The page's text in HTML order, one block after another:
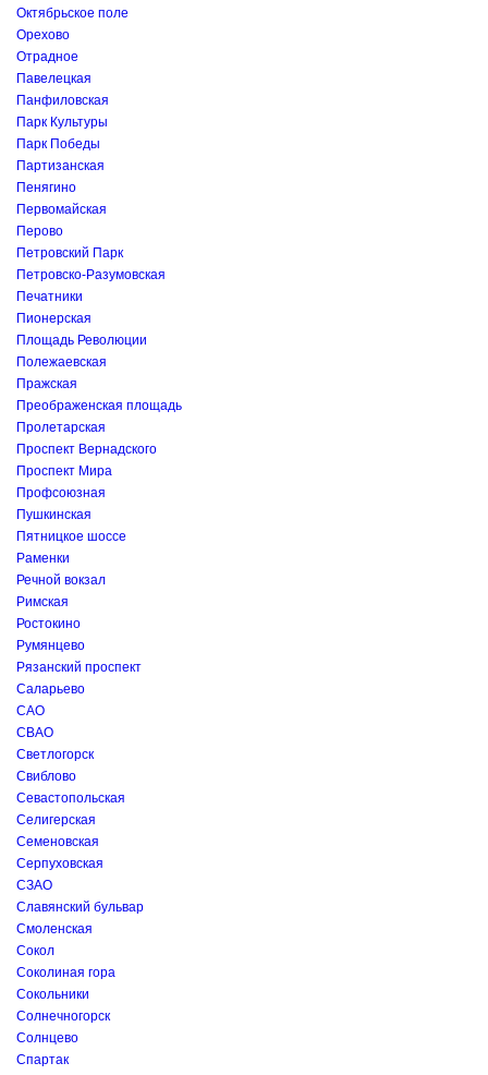
Октябрьское поле
Орехово
Отрадное
Павелецкая
Панфиловская
Парк Культуры
Парк Победы
Партизанская
Пенягино
Первомайская
Перово
Петровский Парк
Петровско-Разумовская
Печатники
Пионерская
Площадь Революции
Полежаевская
Пражская
Преображенская площадь
Пролетарская
Проспект Вернадского
Проспект Мира
Профсоюзная
Пушкинская
Пятницкое шоссе
Раменки
Речной вокзал
Римская
Ростокино
Румянцево
Рязанский проспект
Саларьево
САО
СВАО
Светлогорск
Свиблово
Севастопольская
Селигерская
Семеновская
Серпуховская
СЗАО
Славянский бульвар
Смоленская
Сокол
Соколиная гора
Сокольники
Солнечногорск
Солнцево
Спартак